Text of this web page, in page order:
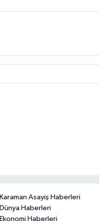
Karaman Asayiş Haberleri
Dünya Haberleri
Ekonomi Haberleri